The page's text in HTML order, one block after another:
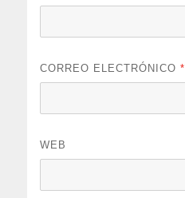
CORREO ELECTRÓNICO*
WEB